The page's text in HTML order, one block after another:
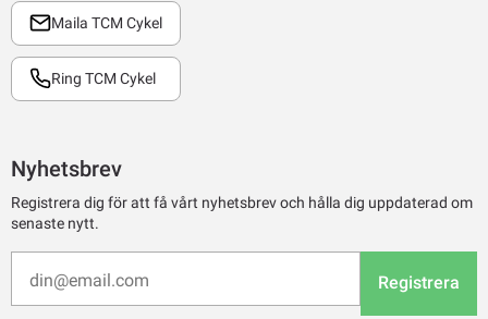
Maila TCM Cykel
Ring TCM Cykel
Nyhetsbrev
Registrera dig för att få vårt nyhetsbrev och hålla dig uppdaterad om
senaste nytt.
Registrera